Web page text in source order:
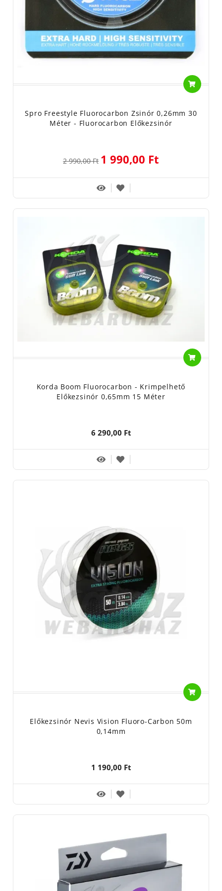
Spro Freestyle Fluorocarbon Zsinór 0,26mm 30
Méter - Fluorocarbon Előkezsinór
2 990,00 Ft 1 990,00 Ft
Korda Boom Fluorocarbon - Krimpelhető
Előkezsinór 0,65mm 15 Méter
6 290,00 Ft
Előkezsinór Nevis Vision Fluoro-Carbon 50m
0,14mm
1 190,00 Ft